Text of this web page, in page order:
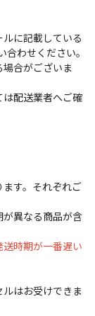
に記載している
わせください。
合がございま
配送業者へご確
す。それぞれご
異なる商品が含
時期が一番遅い
はお受けできま